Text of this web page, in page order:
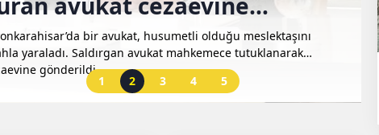
bir avukat, husumetli olduğu meslektaşını
yaraladı. Saldırgan avukat mahkemece tutuklanarak
gönderildi.
1
2 3 4 5